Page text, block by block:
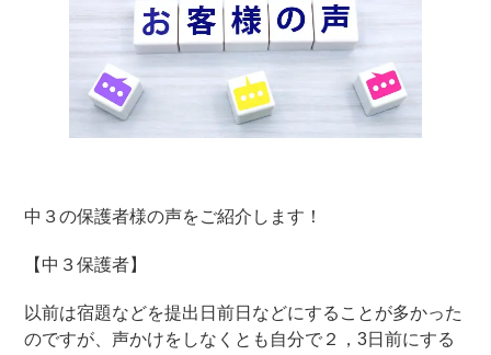
中３の保護者様の声をご紹介します！
【中３保護者】
以前は宿題などを提出日前日などにすることが多かった
のですが、声かけをしなくとも自分で２，3日前にする